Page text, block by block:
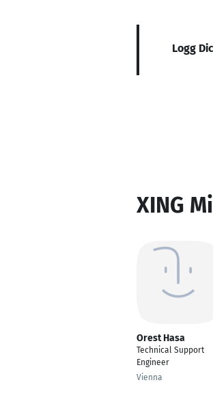
Logg
XING
Orest Hasa
Technical Support
Engineer
Vienna